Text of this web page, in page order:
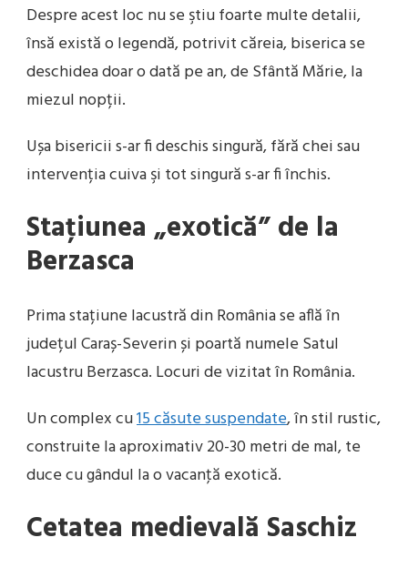
Despre acest loc nu se ştiu foarte multe detalii,
însă există o legendă, potrivit căreia, biserica se
deschidea doar o dată pe an, de Sfântă Mărie, la
miezul nopții.
Ușa bisericii s-ar fi deschis singură, fără chei sau
intervenția cuiva şi tot singură s-ar fi închis.
Staţiunea „exotică” de la
Berzasca
Prima stațiune lacustră din România se află în
județul Caraș-Severin și poartă numele Satul
lacustru Berzasca. Locuri de vizitat în România.
Un complex cu15 căsute suspendate, în stil rustic,
construite la aproximativ 20-30 metri de mal, te
duce cu gândul la o vacanţă exotică.
Cetatea medievală Saschiz